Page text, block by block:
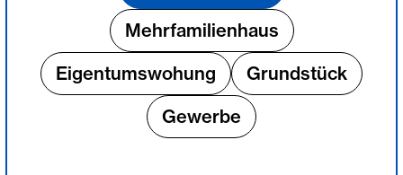
Mehrfamilienhaus
Eigentumswohung
Grundstück
Gewerbe